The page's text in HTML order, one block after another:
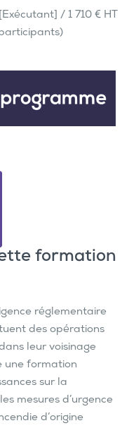
/ 1 710 € HT
formation
réglementaire
des opérations
leur voisinage
une formation
sur la
mesures d’urgence
d’origine